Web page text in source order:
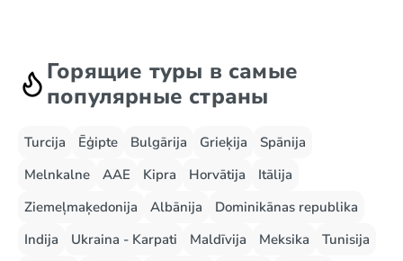
Горящие туры в самые
популярные страны
Turcija Ēģipte Bulgārija Grieķija
Spānija
Melnkalne
AAE Kipra Horvātija
Itālija
Ziemeļmaķedonija
Albānija
Dominikānas republika
Indija
Ukraina - Karpati Maldīvija Meksika
Tunisija